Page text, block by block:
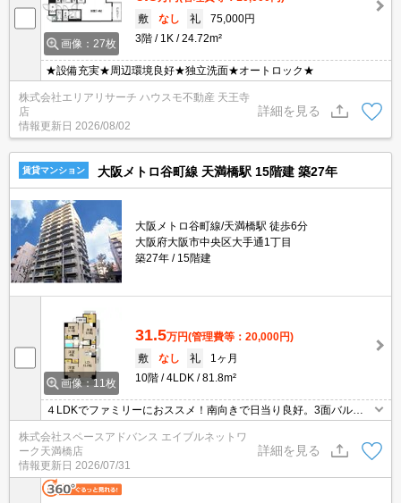
画像：27枚
敷
なし 礼
75,000円
3階
1K 24.72m²
★設備充実★周辺環境良好★独立洗面★オートロック★
株式会社エリアリサーチ ハウスモ不動産 天王寺
店
情報更新日 2026/08/02
詳細を見る
賃貸マンション 大阪メトロ谷町線 天満橋駅 15階建 築27年
大阪メトロ谷町線/天満橋駅 徒歩6分
大阪府大阪市中央区大手通1丁目
築27年
15階建
画像：11枚
31.5万円(管理費等：20,000円)
敷
なし 礼
1ヶ月
10階
4LDK 81.8m²
４LDKでファミリーにおススメ！南向きで日当り良好。3面バルコ
ニー。お問合せは エイブルネットワーク天満橋店へ！06-4790-22
28まで！
株式会社スペースアドバンス エイブルネットワ
ーク天満橋店
情報更新日 2026/07/31
詳細を見る